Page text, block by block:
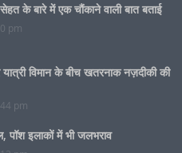
के बारे में एक चौंकाने वाली बात बताई
pm
विमान के बीच खतरनाक नज़दीकी की
pm
पॉश इलाकों में भी जलभराव